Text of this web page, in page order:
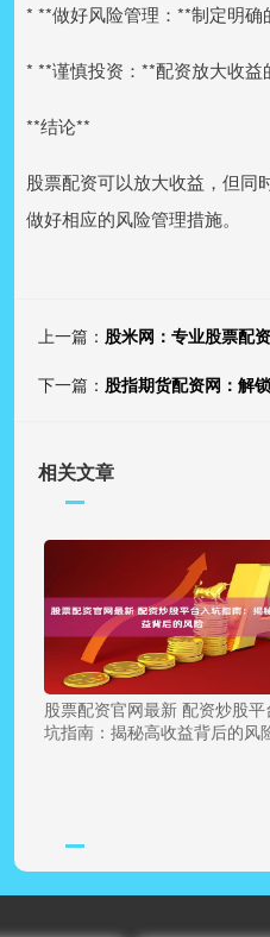
* **做好风险管理：**制定明确
* **谨慎投资：**配资放大收益
**结论**
股票配资可以放大收益，但同
做好相应的风险管理措施。
上一篇： 股米网：专业股票配
下一篇： 股指期货配资网：解
相关文章
股票配资官网最新 配资炒股平
坑指南：揭秘高收益背后的风